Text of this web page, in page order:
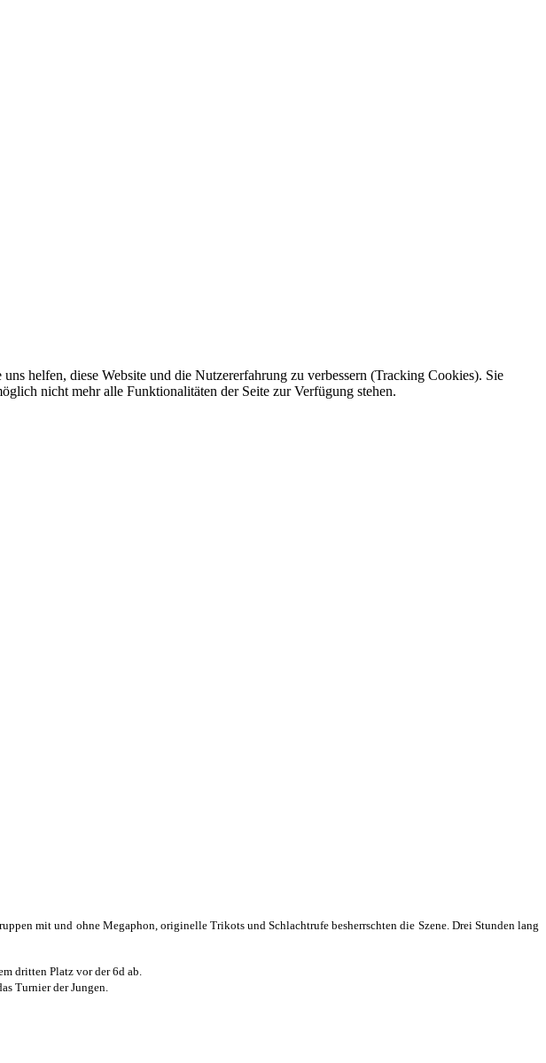
mit und ohne Megaphon, originelle Trikots und Schlachtrufe besherrschten die Szene. Drei Stunden lang
dritten Platz vor der 6d ab.
Turnier der Jungen.
helfen, diese Website und die Nutzererfahrung zu verbessern (Tracking Cookies). Sie
nicht mehr alle Funktionalitäten der Seite zur Verfügung stehen.